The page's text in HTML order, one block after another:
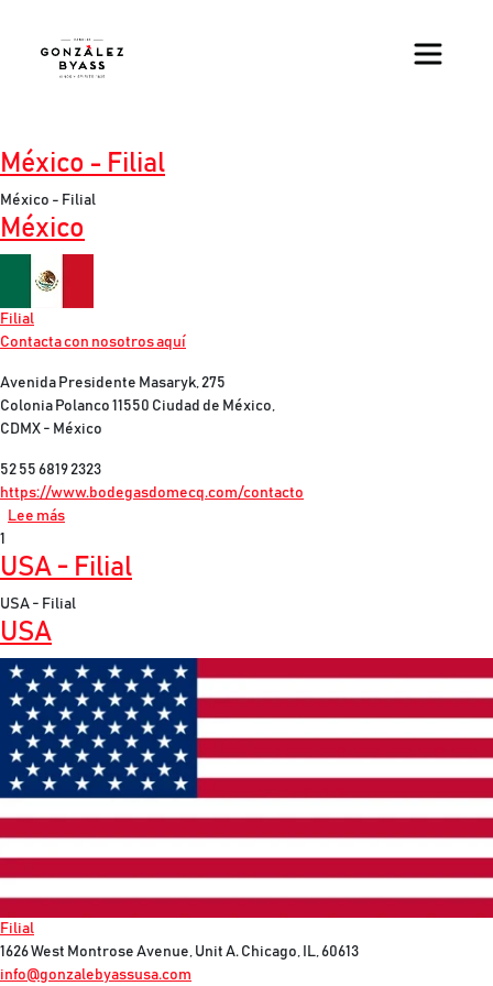
México - Filial
México - Filial
México
Filial
Contacta con nosotros aquí
Avenida Presidente Masaryk, 275
Colonia Polanco 11550 Ciudad de México,
CDMX - México
52 55 6819 2323
https://www.bodegasdomecq.com/contacto
Lee mássobre México - Filial
1
USA - Filial
USA - Filial
USA
Imagen
Filial
1626 West Montrose Avenue, Unit A. Chicago, IL, 60613
info@gonzalebyassusa.com